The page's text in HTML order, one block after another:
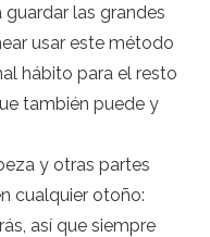
las grandes
usar este método
hábito para el resto
también puede y
y otras partes
cualquier otoño:
así que siempre